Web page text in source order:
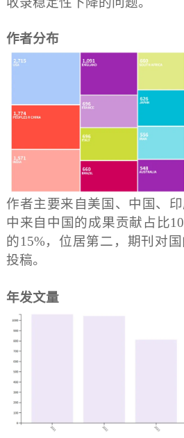
作者分布
作者主要来自美国、中国、
中来自中国的成果贡献占比
的15%，位居第二，期刊对
投稿。
年发文量